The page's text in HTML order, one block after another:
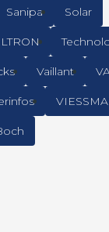
Sanipa Solar
Vaillant